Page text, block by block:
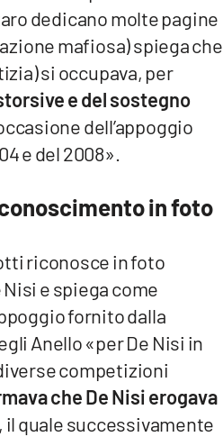
dedicano molte pagine
mafiosa) spiega che
si occupava, per
e del sostegno
dell’appoggio
e del 2008».
in foto
riconosce in foto
e spiega come
fornito dalla
Anello «per De Nisi in
competizioni
che De Nisi erogava
, il quale successivamente